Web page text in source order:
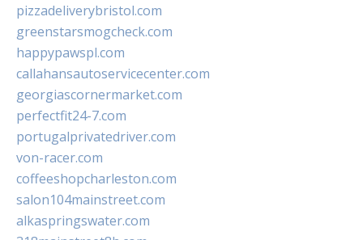
pizzadeliverybristol.com
greenstarsmogcheck.com
happypawspl.com
callahansautoservicecenter.com
georgiascornermarket.com
perfectfit24-7.com
portugalprivatedriver.com
von-racer.com
coffeeshopcharleston.com
salon104mainstreet.com
alkaspringswater.com